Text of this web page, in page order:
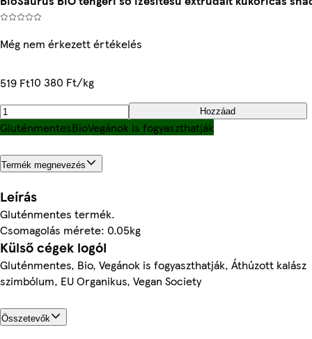
Még nem érkezett értékelés
519 Ft10 380 Ft/kg
Hozzáad
GluténmentesBioVegánok is fogyaszthatják
Termék megnevezés
Leírás
Gluténmentes termék.
Csomagolás mérete: 0.05kg
Külső cégek logói
Gluténmentes, Bio, Vegánok is fogyaszthatják, Áthúzott kalász
szimbólum, EU Organikus, Vegan Society
Összetevők